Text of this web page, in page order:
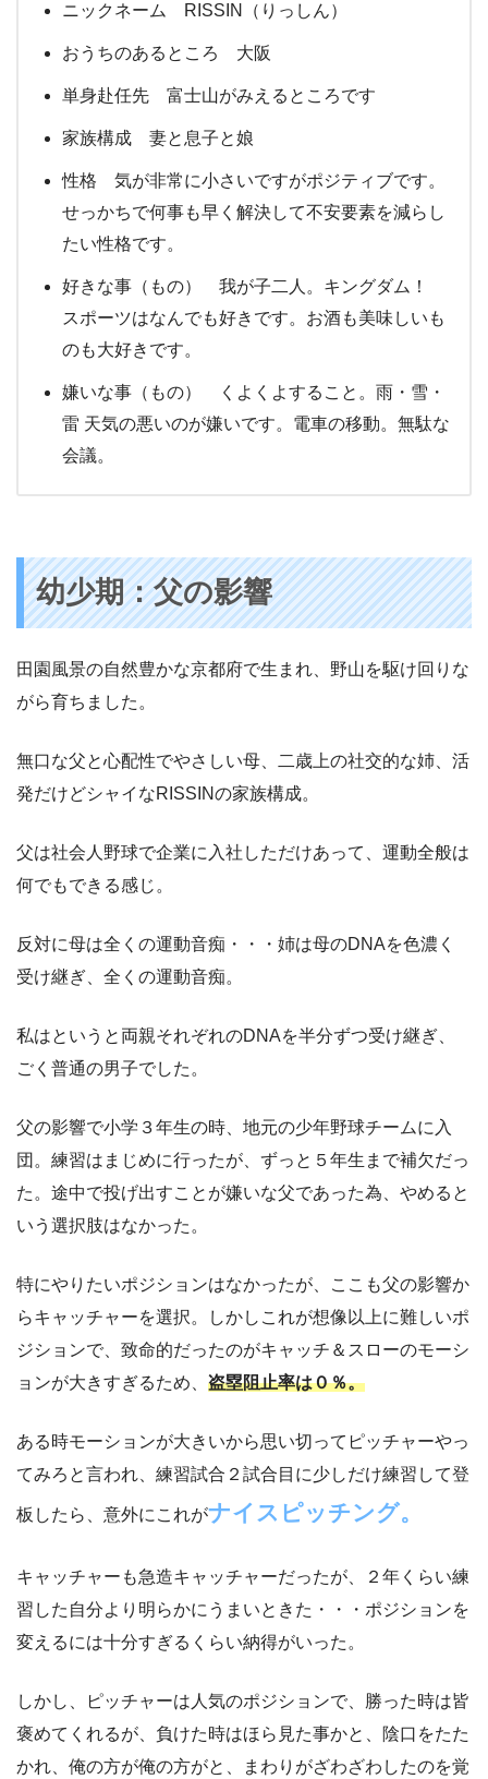
ニックネーム RISSIN（りっしん）
おうちのあるところ 大阪
単身赴任先 富士山がみえるところです
家族構成 妻と息子と娘
性格 気が非常に小さいですがポジティブです。
せっかちで何事も早く解決して不安要素を減らし
たい性格です。
好きな事（もの） 我が子二人。キングダム！
スポーツはなんでも好きです。お酒も美味しいも
のも大好きです。
嫌いな事（もの） くよくよすること。雨・雪・
雷 天気の悪いのが嫌いです。電車の移動。無駄な
会議。
幼少期：父の影響
田園風景の自然豊かな京都府で生まれ、野山を駆け回りな
がら育ちました。
無口な父と心配性でやさしい母、二歳上の社交的な姉、活
発だけどシャイなRISSINの家族構成。
父は社会人野球で企業に入社しただけあって、運動全般は
何でもできる感じ。
反対に母は全くの運動音痴・・・姉は母のDNAを色濃く
受け継ぎ、全くの運動音痴。
私はというと両親それぞれのDNAを半分ずつ受け継ぎ、
ごく普通の男子でした。
父の影響で小学３年生の時、地元の少年野球チームに入
団。練習はまじめに行ったが、ずっと５年生まで補欠だっ
た。途中で投げ出すことが嫌いな父であった為、やめると
いう選択肢はなかった。
特にやりたいポジションはなかったが、ここも父の影響か
らキャッチャーを選択。しかしこれが想像以上に難しいポ
ジションで、致命的だったのがキャッチ＆スローのモーシ
ョンが大きすぎるため、 盗塁阻止率は０％。
ある時モーションが大きいから思い切ってピッチャーやっ
てみろと言われ、練習試合２試合目に少しだけ練習して登
板したら、意外にこれがナイスピッチング。
キャッチャーも急造キャッチャーだったが、２年くらい練
習した自分より明らかにうまいときた・・・ポジションを
変えるには十分すぎるくらい納得がいった。
しかし、ピッチャーは人気のポジションで、勝った時は皆
褒めてくれるが、負けた時はほら見た事かと、陰口をたた
かれ、俺の方が俺の方がと、まわりがざわざわしたのを覚